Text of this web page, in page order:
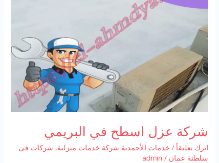
شركة عزل اسطح في البريمي
اترك تعليقاً / خدمات الأحمدية شركة خدمات منزلية, شركات في
سلطنة عمان /
admin